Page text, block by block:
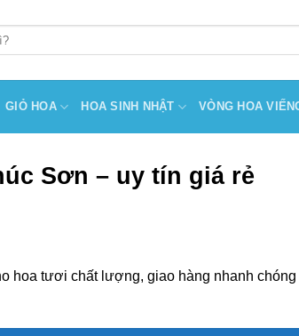
GIỎ HOA HOA SINH NHẬT VÒNG HOA
Sơn – uy tín giá rẻ
hoa tươi chất lượng, giao hàng nhanh chóng